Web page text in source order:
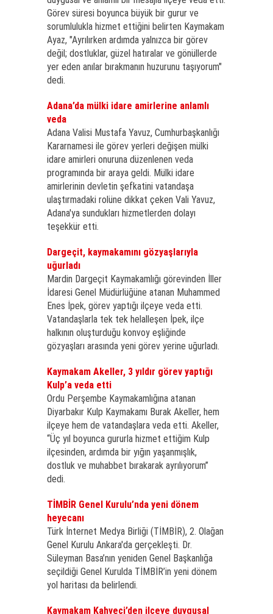
Görev süresi boyunca büyük bir gurur ve
sorumlulukla hizmet ettiğini belirten Kaymakam
Ayaz, "Ayrılırken ardımda yalnızca bir görev
değil; dostluklar, güzel hatıralar ve gönüllerde
yer eden anılar bırakmanın huzurunu taşıyorum"
dedi.
Adana’da mülki idare amirlerine anlamlı
veda
Adana Valisi Mustafa Yavuz, Cumhurbaşkanlığı
Kararnamesi ile görev yerleri değişen mülki
idare amirleri onuruna düzenlenen veda
programında bir araya geldi. Mülki idare
amirlerinin devletin şefkatini vatandaşa
ulaştırmadaki rolüne dikkat çeken Vali Yavuz,
Adana'ya sundukları hizmetlerden dolayı
teşekkür etti.
Dargeçit, kaymakamını gözyaşlarıyla
uğurladı
Mardin Dargeçit Kaymakamlığı görevinden İller
İdaresi Genel Müdürlüğüne atanan Muhammed
Enes İpek, görev yaptığı ilçeye veda etti.
Vatandaşlarla tek tek helalleşen İpek, ilçe
halkının oluşturduğu konvoy eşliğinde
gözyaşları arasında yeni görev yerine uğurladı.
Kaymakam Akeller, 3 yıldır görev yaptığı
Kulp’a veda etti
Ordu Perşembe Kaymakamlığına atanan
Diyarbakır Kulp Kaymakamı Burak Akeller, hem
ilçeye hem de vatandaşlara veda etti. Akeller,
“Üç yıl boyunca gururla hizmet ettiğim Kulp
ilçesinden, ardımda bir yığın yaşanmışlık,
dostluk ve muhabbet bırakarak ayrılıyorum”
dedi.
TİMBİR Genel Kurulu’nda yeni dönem
heyecanı
Türk İnternet Medya Birliği (TİMBİR), 2. Olağan
Genel Kurulu Ankara'da gerçekleşti. Dr.
Süleyman Basa’nın yeniden Genel Başkanlığa
seçildiği Genel Kurulda TİMBİR’in yeni dönem
yol haritası da belirlendi.
Kaymakam Kahveci’den ilçeye duygusal